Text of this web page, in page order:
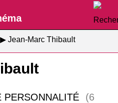
Jean-Marc Thibault
PERSONNALITÉ
(6